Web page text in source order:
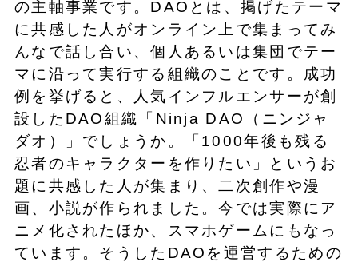
の主軸事業です。DAOとは、掲げたテーマ
に共感した人がオンライン上で集まってみ
んなで話し合い、個人あるいは集団でテー
マに沿って実行する組織のことです。成功
例を挙げると、人気インフルエンサーが創
設したDAO組織「Ninja DAO（ニンジャ
ダオ）」でしょうか。「1000年後も残る
忍者のキャラクターを作りたい」というお
題に共感した人が集まり、二次創作や漫
画、小説が作られました。今では実際にア
ニメ化されたほか、スマホゲームにもなっ
ています。そうしたDAOを運営するための